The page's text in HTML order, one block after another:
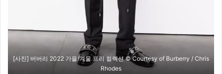
[사진] 버버리 2022 가을/겨울 프리 컬렉션 © Courtesy of Burberry / Chris
Rhodes